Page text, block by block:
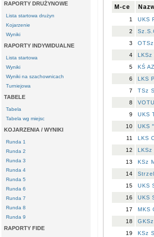
RAPORTY DRUŻYNOWE
Lista startowa drużyn
Kojarzenie
Wyniki
RAPORTY INDYWIDUALNE
Lista startowa
Wyniki
Wyniki na szachownicach
Turniejowa
TABELE
Tabela
Tabela wg miejsc
KOJARZENIA / WYNIKI
Runda 1
Runda 2
Runda 3
Runda 4
Runda 5
Runda 6
Runda 7
Runda 8
Runda 9
RAPORTY FIDE
M-ce
1
UKS
2
3
4
5
KŚ
6
LKS
7
TSz
8
9
UKS
10
UKS
11
LKS
12
13
KSz
14
15
UKS
16
UKS
17
MKS
18
19
KSz